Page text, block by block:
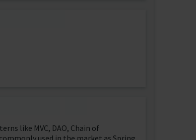
like MVC, DAO, Chain of
used in the market as Spring,